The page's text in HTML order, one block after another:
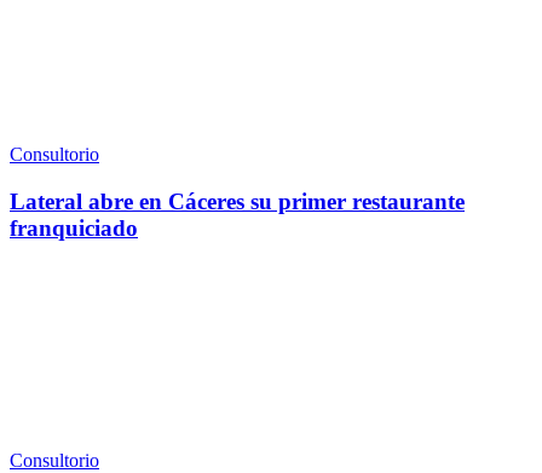
Consultorio
Lateral abre en Cáceres su primer restaurante
franquiciado
Consultorio